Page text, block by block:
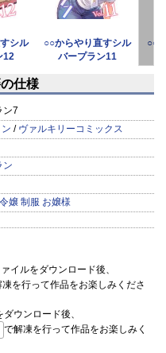
き込まれていき……。
シル
12
○○からやり直すシル
バープラン11
○○
仕様
ン7
/ ヴァルキリーコミックス
ン
嬢 制服 お嬢様
イルをダウンロード後、
凍を行って作品をお楽しみくださ
ウンロード後、
で解凍を行って作品をお楽しみく